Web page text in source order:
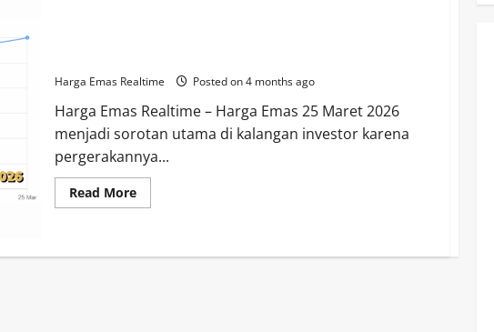
Harga Emas Realtime Posted on 4 months ago
Harga Emas Realtime – Harga Emas 25 Maret 2026
menjadi sorotan utama di kalangan investor karena
pergerakannya...
Read MoreRead
more
25